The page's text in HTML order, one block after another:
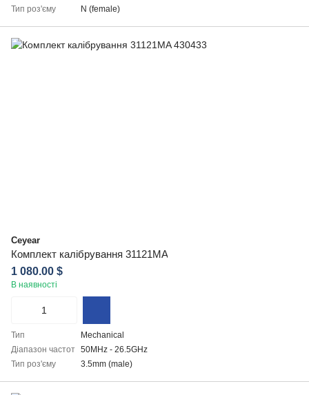
Тип роз'єму
N (female)
Ceyear
Комплект калібрування 31121MA
1 080.00 $
В наявності
Тип
Mechanical
Діапазон частот 50MHz - 26.5GHz
Тип роз'єму
3.5mm (male)